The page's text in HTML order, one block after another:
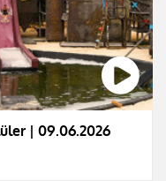
| 09.06.2026